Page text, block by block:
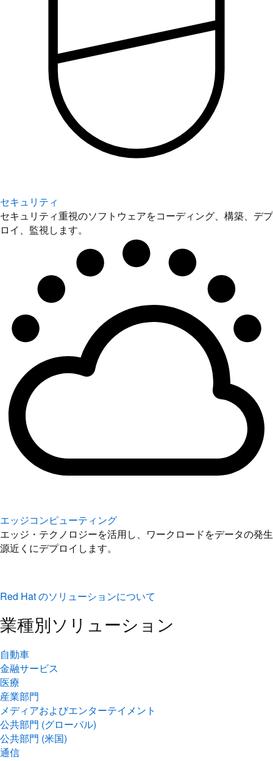
セキュリティ
セキュリティ重視のソフトウェアをコーディング、構築、デプ
ロイ、監視します。
エッジコンピューティング
エッジ・テクノロジーを活用し、ワークロードをデータの発生
源近くにデプロイします。
Red Hat のソリューションについて
業種別ソリューション
自動車
金融サービス
医療
産業部門
メディアおよびエンターテイメント
公共部門 (グローバル)
公共部門 (米国)
通信